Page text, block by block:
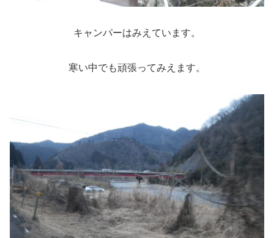
キャンパーはみえています。
寒い中でも頑張ってみえます。